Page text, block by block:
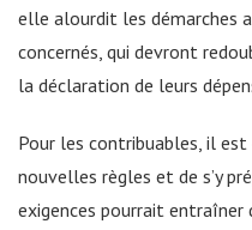
elle alourdit les démarches
concernés, qui devront
la déclaration de leurs
Pour les contribuables, il
nouvelles règles et de s’y
exigences pourrait